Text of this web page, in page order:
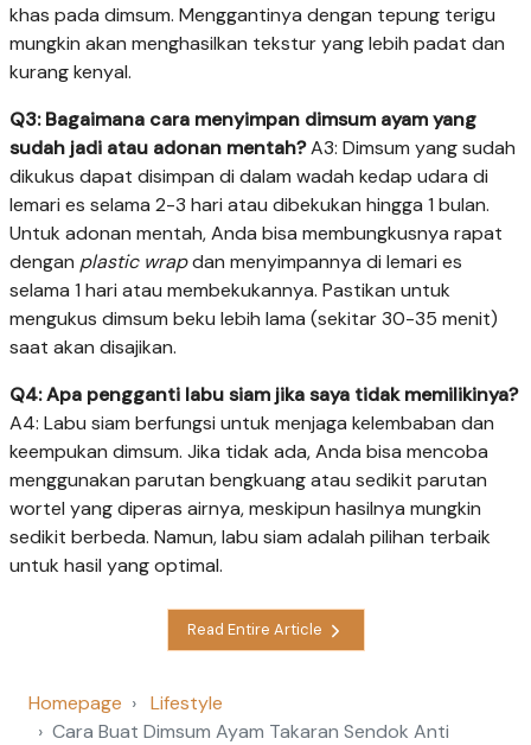
khas pada dimsum. Menggantinya dengan tepung terigu
mungkin akan menghasilkan tekstur yang lebih padat dan
kurang kenyal.
Q3: Bagaimana cara menyimpan dimsum ayam yang
sudah jadi atau adonan mentah?A3: Dimsum yang sudah
dikukus dapat disimpan di dalam wadah kedap udara di
lemari es selama 2-3 hari atau dibekukan hingga 1 bulan.
Untuk adonan mentah, Anda bisa membungkusnya rapat
dengan plastic wrapdan menyimpannya di lemari es
selama 1 hari atau membekukannya. Pastikan untuk
mengukus dimsum beku lebih lama (sekitar 30-35 menit)
saat akan disajikan.
Q4: Apa pengganti labu siam jika saya tidak memilikinya?
A4: Labu siam berfungsi untuk menjaga kelembaban dan
keempukan dimsum. Jika tidak ada, Anda bisa mencoba
menggunakan parutan bengkuang atau sedikit parutan
wortel yang diperas airnya, meskipun hasilnya mungkin
sedikit berbeda. Namun, labu siam adalah pilihan terbaik
untuk hasil yang optimal.
Read Entire Article
Homepage
Lifestyle
Cara Buat Dimsum Ayam Takaran Sendok Anti